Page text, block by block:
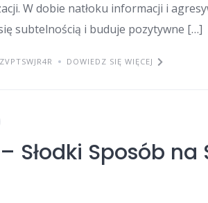
W dobie natłoku informacji i
subtelnością i buduje pozytywne […]
DOWIEDZ SIĘ WIĘCEJ
Słodki Sposób na